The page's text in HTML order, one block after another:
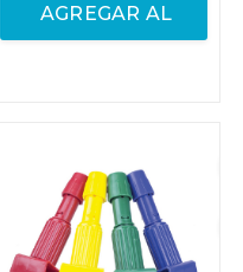
AGREGAR AL